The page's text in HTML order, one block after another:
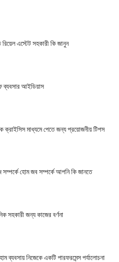
এস্টেট সহকারী কি জানুন
ব্যবসার আইডিয়াস
মাধ্যমে পেতে জন্য প্রয়োজনীয় টিপস
হোম জব সম্পর্কে আপনি কি জানতে
সহকারী জন্য কাজের বর্ণনা
ব্যবসায় নিজেকে একটি পারফরমেন্স পর্যালোচনা